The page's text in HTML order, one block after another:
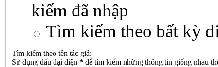
kiếm đã nhập
Tìm kiếm theo bất kỳ
Tìm kiếm theo tên tác giả:
Sử dụng dấu đại diện * để tìm kiếm những thông tin giống nhau